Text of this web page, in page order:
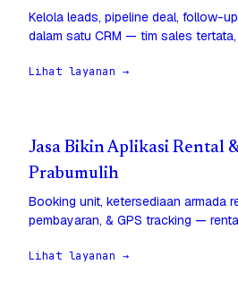
Kelola leads, pipeline deal, follow-
dalam satu CRM — tim sales
Lihat layanan →
Jasa Bikin Aplikasi Rental
Prabumulih
Booking unit, ketersediaan armada
pembayaran, & GPS tracking —
Lihat layanan →